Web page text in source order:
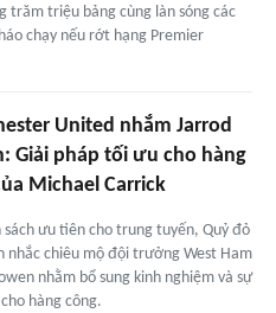
trăm triệu bảng cùng làn sóng các
chạy nếu rớt hạng Premier
United nhắm Jarrod
Giải pháp tối ưu cho hàng
Michael Carrick
sách ưu tiên cho trung tuyến, Quỷ đỏ
nhắc chiêu mộ đội trưởng West Ham
nhằm bổ sung kinh nghiệm và sự
hàng công.